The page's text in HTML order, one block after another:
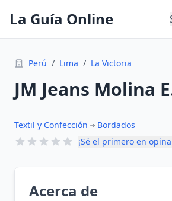
La Guía Online
Perú / Lima / La Victoria
JM Jeans Molina
Textil y Confección
Bordados
¡Sé el primero en
Acerca de